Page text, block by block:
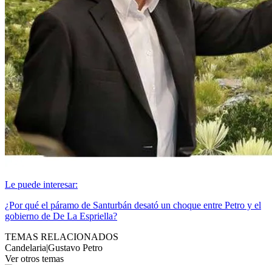
Le puede interesar:
¿Por qué el páramo de Santurbán desató un choque entre Petro y el
gobierno de De La Espriella?
TEMAS RELACIONADOS
Candelaria|Gustavo Petro
Ver otros temas